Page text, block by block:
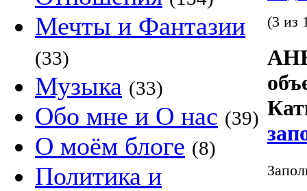
Мечты и Фантазии
(33)
Музыка (33)
Обо мне и О нас (39)
О моём блоге (8)
Политика и
(3 из